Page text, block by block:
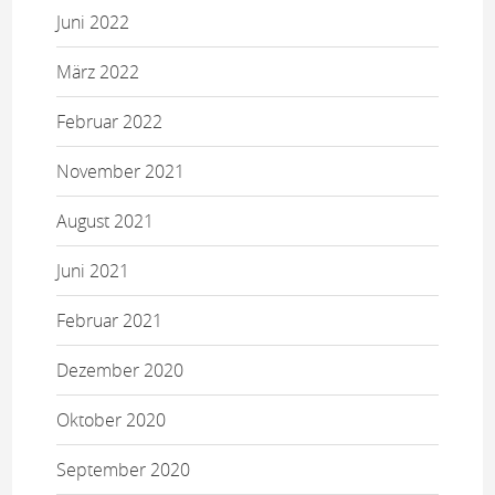
Juni 2022
März 2022
Februar 2022
November 2021
August 2021
Juni 2021
Februar 2021
Dezember 2020
Oktober 2020
September 2020